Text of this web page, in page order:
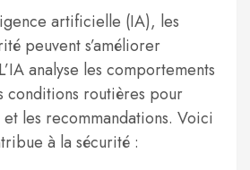
artificielle (IA), les
peuvent s’améliorer
analyse les comportements
conditions routières pour
les recommandations. Voici
à la sécurité :